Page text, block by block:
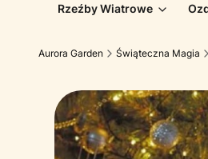
Rzeźby Wiatrowe
Aurora Garden Świąteczna Magia